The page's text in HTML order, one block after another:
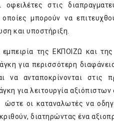
οφειλέτες στις
μπορούν να
και υποστήριξη.
εμπειρία της ΕΚΠΟΙΖΩ και
για περισσότερη
να ανταποκρίνονται στις
για λειτουργία
οι καταναλωτές να
διατηρώντας ένα